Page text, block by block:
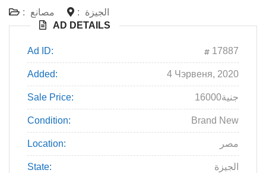
: مصانع :
الجيزة
AD DETAILS
Ad ID: 17887
Added: 4 Чэрвеня, 2020
Sale Price: 16000جنية
Condition: Brand New
Location: مصر
State: الجيزة